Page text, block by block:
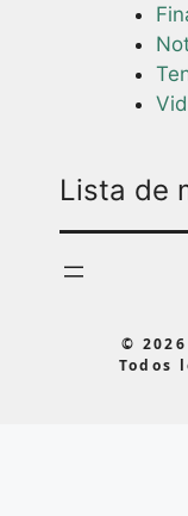
Lista de
©
Todos